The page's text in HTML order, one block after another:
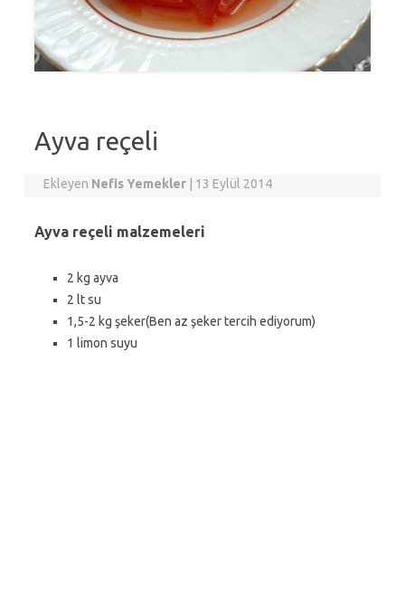
Ayva reçeli
Ekleyen Nefis Yemekler 13 Eylül 2014
Ayva reçeli malzemeleri
2 kg ayva
2 lt su
1,5-2 kg şeker(Ben az şeker tercih ediyorum)
1 limon suyu